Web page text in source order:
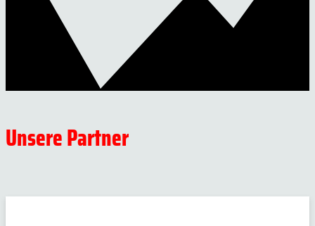
Unsere Partner